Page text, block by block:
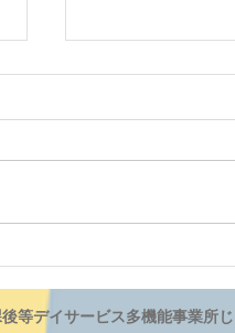
等デイサービス多機能事業所